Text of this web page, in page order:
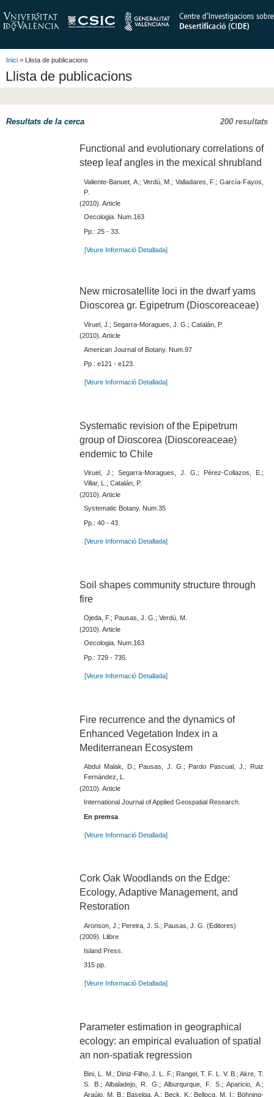
Inici > Llista de publicacions
Llista de publicacions
Resultats de la cerca 200 resultats
Functional and evolutionary correlations of
steep leaf angles in the mexical shrubland
Valiente-Banuet, A.; Verdú, M.; Valladares, F.; García-Fayos,
P.
(2010). Article
Oecologia. Num.163
Pp.: 25 - 33.
[Veure Informació Detallada]
New microsatellite loci in the dwarf yams
Dioscorea gr. Egipetrum (Dioscoreaceae)
Viruel, J.; Segarra-Moragues, J. G.; Catalán, P.
(2010). Article
American Journal of Botany. Num.97
Pp.: e121 - e123.
[Veure Informació Detallada]
Systematic revision of the Epipetrum
group of Dioscorea (Dioscoreaceae)
endemic to Chile
Viruel, J.; Segarra-Moragues, J. G.; Pérez-Collazos, E.;
Villar, L.; Catalán, P.
(2010). Article
Systematic Botany. Num.35
Pp.: 40 - 43.
[Veure Informació Detallada]
Soil shapes community structure through
fire
Ojeda, F.; Pausas, J. G.; Verdú, M.
(2010). Article
Oecologia. Num.163
Pp.: 729 - 735.
[Veure Informació Detallada]
Fire recurrence and the dynamics of
Enhanced Vegetation Index in a
Mediterranean Ecosystem
Abdul Malak, D.; Pausas, J. G.; Pardo Pascual, J.; Ruiz
Fernández, L.
(2010). Article
International Journal of Applied Geospatial Research.
En premsa
[Veure Informació Detallada]
Cork Oak Woodlands on the Edge:
Ecology, Adaptive Management, and
Restoration
Aronson, J.; Pereira, J. S.; Pausas, J. G. (Editores)
(2009). Llibre
Island Press.
315 pp.
[Veure Informació Detallada]
Parameter estimation in geographical
ecology: an empirical evaluation of spatial
an non-spatiak regression
Bini, L. M.; Diniz-Filho, J. L. F.; Rangel, T. F. L. V. B.; Akre, T.
S. B.; Albaladejo, R. G.; Alburqurque, F. S.; Aparicio, A.;
Araújo, M. B.; Baselga, A.; Beck, K.; Bellocq, M. I.; Böhning-